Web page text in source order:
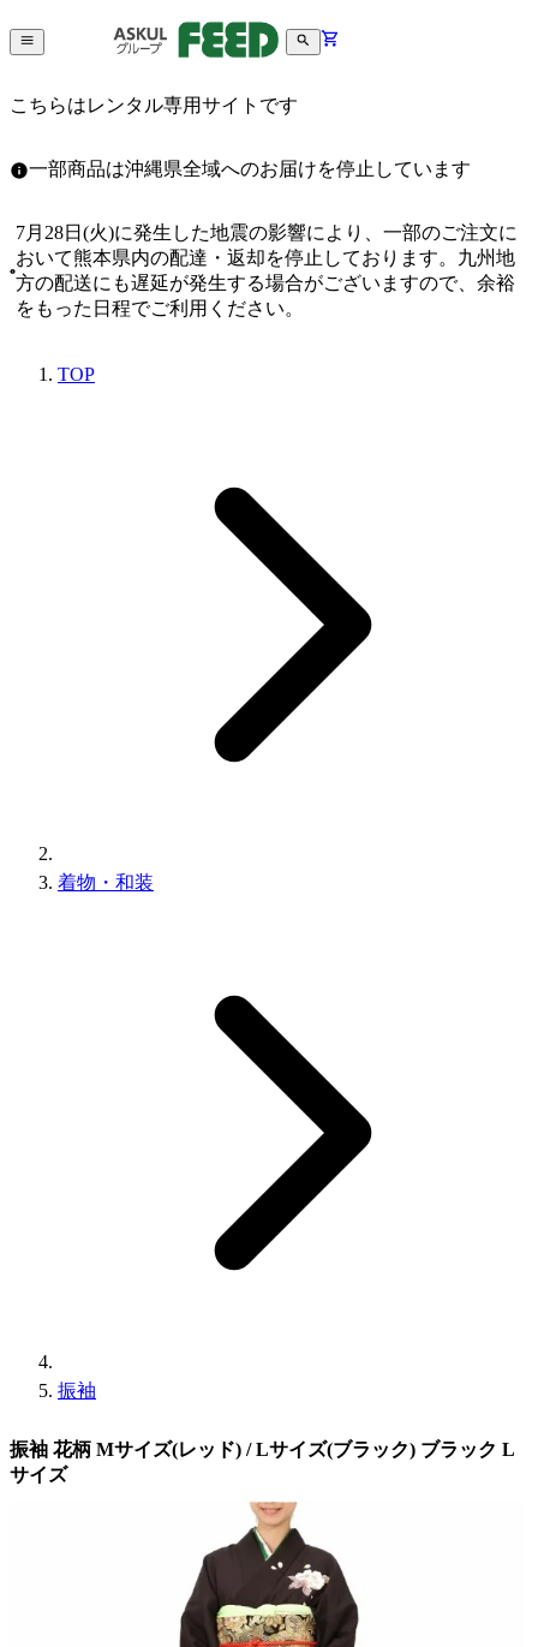
こちらはレンタル専用サイトです
一部商品は沖縄県全域へのお届けを停止しています
7月28日(火)に発生した地震の影響により、一部のご注文に
おいて熊本県内の配達・返却を停止しております。九州地
方の配送にも遅延が発生する場合がございますので、余裕
をもった日程でご利用ください。
TOP
着物・和装
振袖
振袖 花柄 Mサイズ(レッド) / Lサイズ(ブラック) ブラック L
サイズ